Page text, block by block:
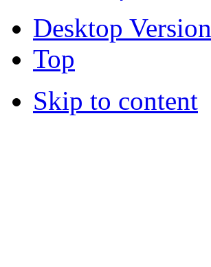
Desktop Version
Top
Skip to content